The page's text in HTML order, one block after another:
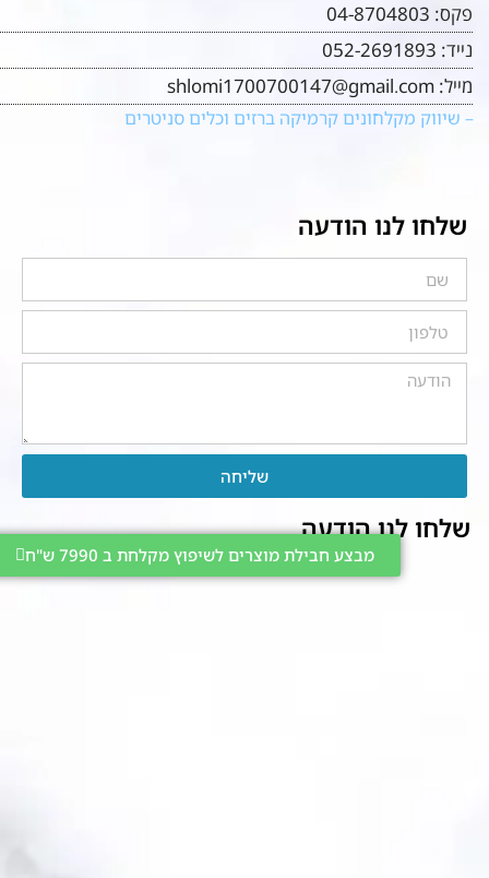
מבצע חבילת מוצרים לשיפוץ מקלחת ב 7990 ש"ח
פקס: 04-8704803
נייד: 052-2691893
מייל: shlomi1700700147@gmail.com
– שיווק מקלחונים קרמיקה ברזים וכלים סניטרים
שלחו לנו הודעה
שליחה
שלחו לנו הודעה